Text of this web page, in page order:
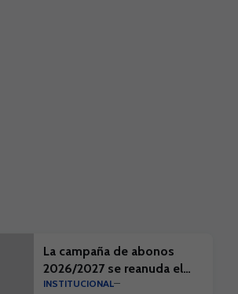
La campaña de abonos
2026/2027 se reanuda el
próximo día 10 de agosto
INSTITUCIONAL